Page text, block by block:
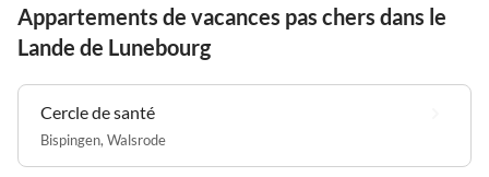
Appartements de vacances pas chers dans le
Lande de Lunebourg
Cercle de santé
Bispingen, Walsrode